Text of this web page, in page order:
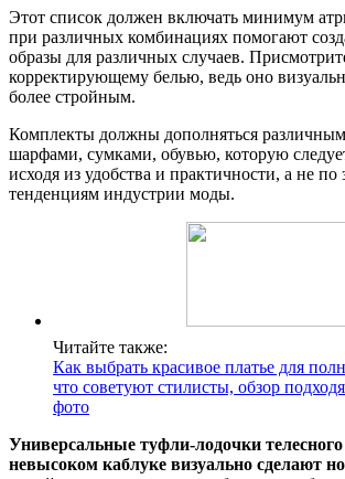
Этот список должен включать минимум
при различных комбинациях помогают
образы для различных случаев.
корректирующему белью, ведь оно
более стройным.
Комплекты должны дополняться
шарфами, сумками, обувью, которую
исходя из удобства и практичности, а не по
тенденциям индустрии моды.
Читайте также:
Как выбрать красивое платье для
что советуют стилисты, обзор
фото
Универсальные туфли-лодочки телесного
невысоком каблуке визуально сделают